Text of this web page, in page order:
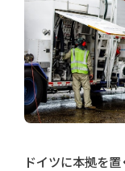
ドイツに本拠を